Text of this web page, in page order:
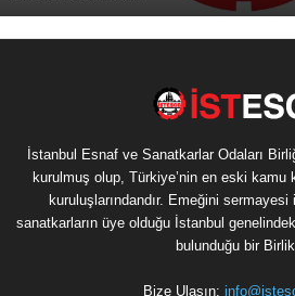
İstanbul Esnaf ve Sanatkarlar Odaları
kurulmuş olup, Türkiye’nin en eski kamu
kuruluşlarındandır. Emeğini
sanatkarların üye olduğu İstanbul
bulunduğu bir
Bize Ulaşın: